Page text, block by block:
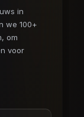
in
we 100+
om
voor